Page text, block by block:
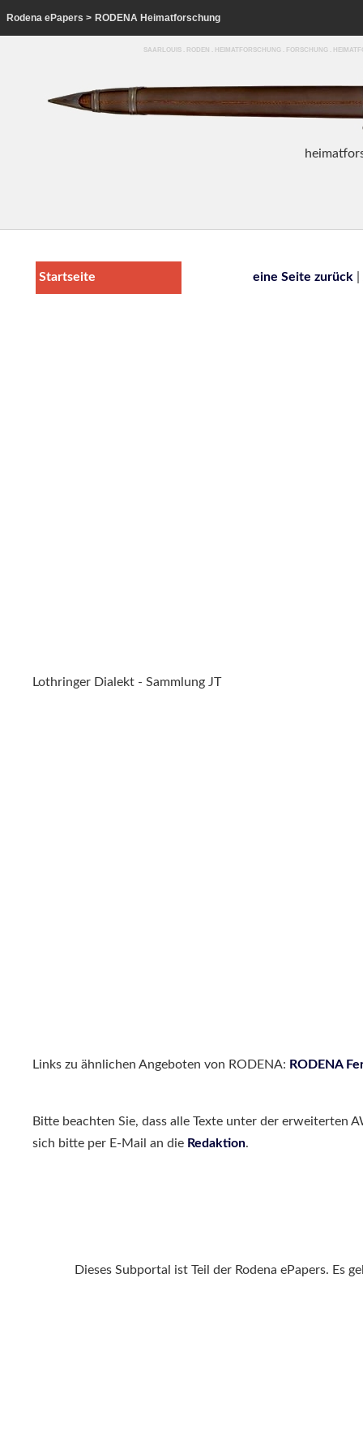
Rodena ePapers > RODENA Heimatforschung
SAARLOUIS . RODEN . HEIMATFORSCHUNG . FORSCHUNG .
heim
Startseite eine Seite zurück
Lothringer Dialekt - Sammlung JT
Links zu ähnlichen Angeboten von RODENA: RODENA
Bitte beachten Sie, dass alle Texte unter der erweiterten
sich bitte per E-Mail an die Redaktion.
Dieses Subportal ist Teil der Rodena ePapers. Es